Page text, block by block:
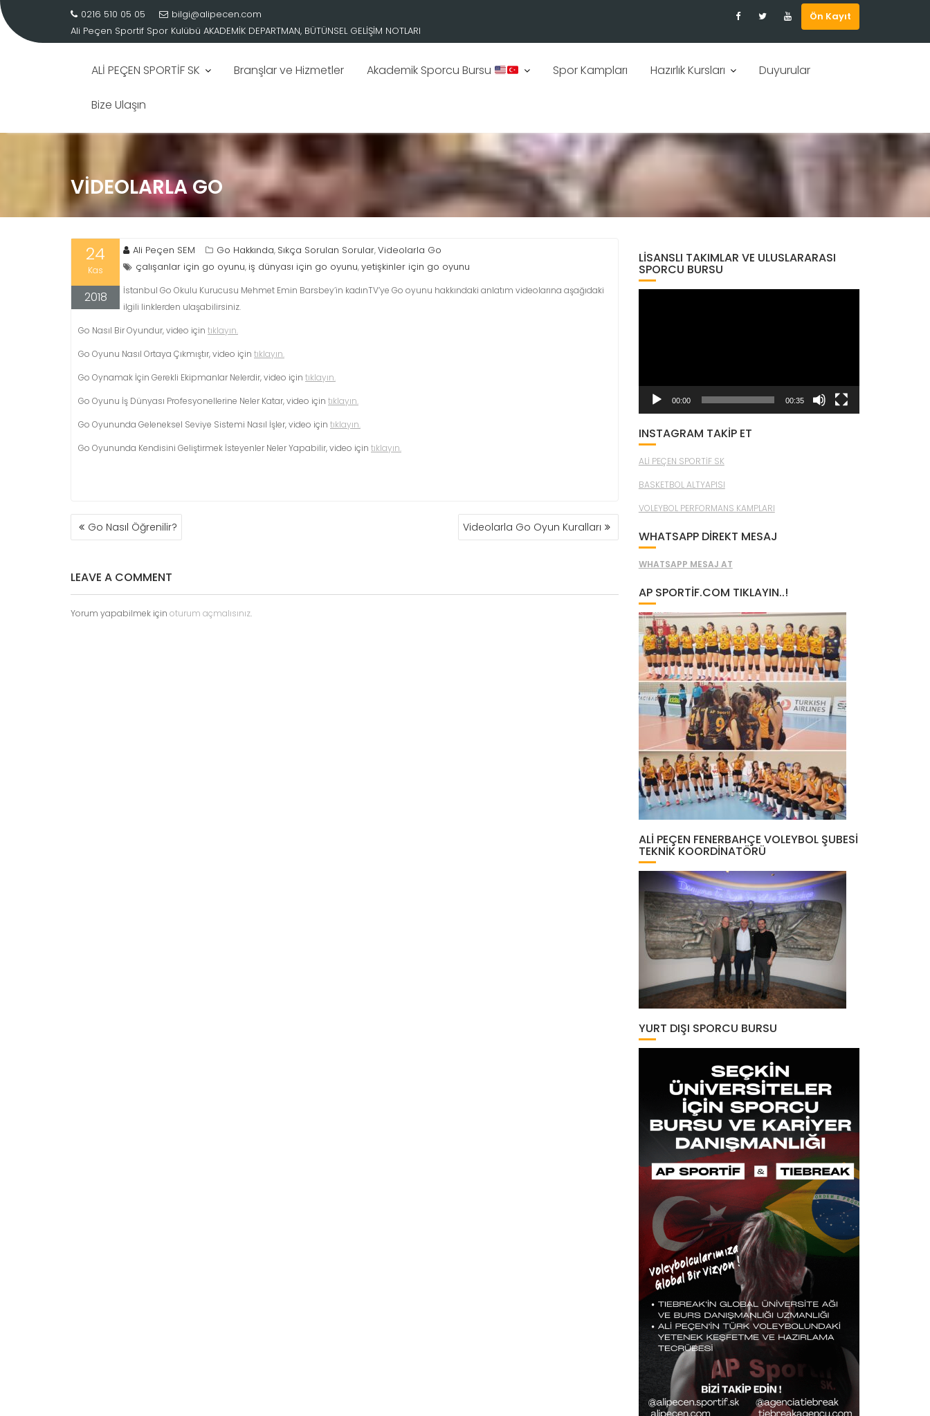
0216 510 05 05
bilgi@alipecen.com
Ali Peçen Sportif Spor Kulübü
ALİ PEÇEN, FENERBAHÇE VOLEYBOL ŞUBESİ TEKNİK KOORDİNATÖRÜ OLDU.
Ön Kayıt
VIDEOLARLA GO
24
Kas
2018
Ali Peçen SEM Go Hakkında, Sıkça Sorulan Sorular,Videolarla Go
çalışanlar için go oyunu, iş dünyası için go oyunu,yetişkinler için go oyunu
İstanbul Go Okulu Kurucusu Mehmet Emin Barsbey’in kadınTV’ye Go oyunu hakkındaki anlatım videolarına aşağıdaki
ilgili linklerden ulaşabilirsiniz.
Go Nasıl Bir Oyundur, video için tıklayın.
Go Oyunu Nasıl Ortaya Çıkmıştır, video için tıklayın.
Go Oynamak İçin Gerekli Ekipmanlar Nelerdir, video için tıklayın.
Go Oyunu İş Dünyası Profesyonellerine Neler Katar, video için tıklayın.
Go Oyununda Geleneksel Seviye Sistemi Nasıl İşler, video için tıklayın.
Go Oyununda Kendisini Geliştirmek İsteyenler Neler Yapabilir, video için tıklayın.
YAZI
GEZINMESI
Go Nasıl Öğrenilir? Videolarla Go Oyun Kuralları
LEAVE A COMMENT
Yorum yapabilmek için oturum açmalısınız.
LISANSLI TAKIMLAR VE ULUSLARARASI
SPORCU BURSU
00:00 00:35
INSTAGRAM TAKİP ET
ALİ PEÇEN SPORTİF SK
BASKETBOL ALTYAPISI
VOLEYBOL PERFORMANS KAMPLARI
WHATSAPP DİREKT MESAJ
WHATSAPP MESAJ AT
AP SPORTIF.COM TIKLAYIN..!
ALI PEÇEN FENERBAHÇE VOLEYBOL ŞUBESI
TEKNIK KOORDINATÖRÜ
YURT DIŞI SPORCU BURSU